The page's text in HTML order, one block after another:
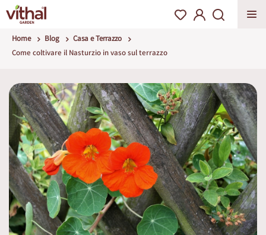
Home Blog
Casa e Terrazzo
Come coltivare il Nasturzio in vaso sul terrazzo